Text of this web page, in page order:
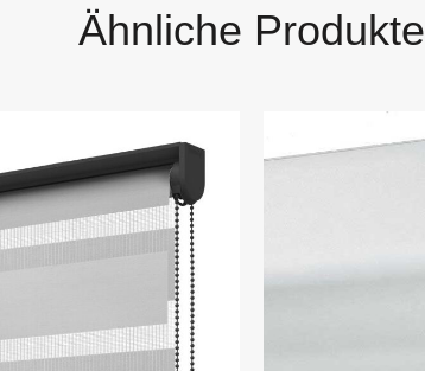
Ähnliche Produkte